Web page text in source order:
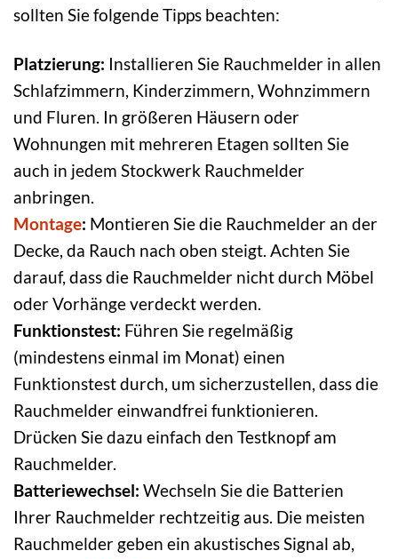
sollten Sie folgende Tipps beachten:
Platzierung: Installieren Sie Rauchmelder in allen
Schlafzimmern, Kinderzimmern, Wohnzimmern
und Fluren. In größeren Häusern oder
Wohnungen mit mehreren Etagen sollten Sie
auch in jedem Stockwerk Rauchmelder
anbringen.
Montage: Montieren Sie die Rauchmelder an der
Decke, da Rauch nach oben steigt. Achten Sie
darauf, dass die Rauchmelder nicht durch Möbel
oder Vorhänge verdeckt werden.
Funktionstest: Führen Sie regelmäßig
(mindestens einmal im Monat) einen
Funktionstest durch, um sicherzustellen, dass die
Rauchmelder einwandfrei funktionieren.
Drücken Sie dazu einfach den Testknopf am
Rauchmelder.
Batteriewechsel: Wechseln Sie die Batterien
Ihrer Rauchmelder rechtzeitig aus. Die meisten
Rauchmelder geben ein akustisches Signal ab,